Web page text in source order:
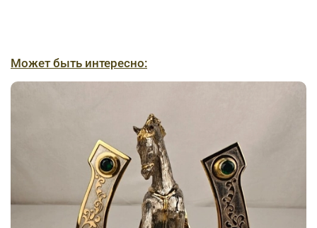
Может быть интересно: